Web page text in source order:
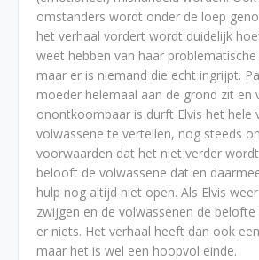
omstanders wordt onder de loep
het verhaal vordert wordt duidelijk
weet hebben van haar
maar er is niemand die echt ingrijpt.
moeder helemaal aan de grond zit en
onontkoombaar is durft Elvis het hele
volwassene te vertellen, nog steeds
voorwaarden dat het niet verder
belooft de volwassene dat en
hulp nog altijd niet open. Als Elvis
zwijgen en de volwassenen de
er niets. Het verhaal heeft dan ook
maar het is wel een hoopvol einde.